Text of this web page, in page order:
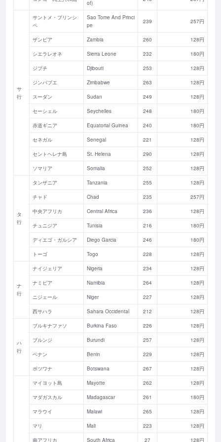
of)
サ
行
サントメ・プリンシ
ペ
Sao Tome And Princi
pe
239 257円
ザンビア Zambia 260 128円
シエラレオネ Sierra Leone 232 180円
ジブチ Djibouti 253 128円
ジンバブエ Zimbabwe 263 128円
スーダン Sudan 249 128円
セーシェル Seychelles 248 180円
赤道ギニア Equatorial Guinea 240 180円
セネガル Senegal 221 128円
セントヘレナ島 St. Helena 290 128円
ソマリア Somalia 252 128円
タ
行
タンザニア Tanzania 255 128円
チャド Chad 235 257円
中央アフリカ Central Africa 236 128円
チュニジア Tunisia 216 180円
ディエゴ・ガルシア Diego Garcia 246 180円
トーゴ Togo 228 128円
ナ
行
ナイジェリア Nigeria 234 128円
ナミビア Namibia 264 128円
ニジェール Niger 227 128円
西サハラ Sahara Occidental 212 128円
ハ
行
ブルキナファソ Burkina Faso 226 128円
ブルンジ Burundi 257 128円
ベナン Benin 229 128円
ボツワナ Botswana 267 128円
マイヨット島 Mayotte 262 128円
マダガスカル Madagascar 261 180円
マラウイ Malawi 265 128円
マリ Mali 223 128円
南アフリカ South Africa 27 128円